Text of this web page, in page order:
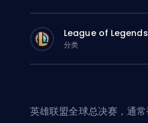
Teammate
League of Legends
分类
英雄联盟全球总决赛，通